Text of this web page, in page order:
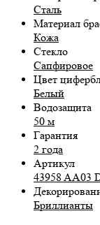
Сталь
Материал
Кожа
Стекло
Сапфировое
Цвет
Белый
Водозащита
50 м
Гарантия
2 года
Артикул
43958 AA03
Бриллианты